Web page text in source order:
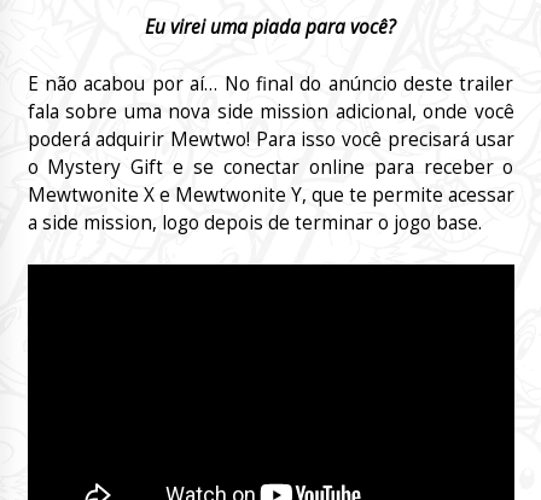
Eu virei uma piada para você?
E não acabou por aí… No final do anúncio deste trailer
fala sobre uma nova side mission adicional, onde você
poderá adquirir Mewtwo! Para isso você precisará usar
o Mystery Gift e se conectar online para receber o
Mewtwonite X e Mewtwonite Y, que te permite acessar
a side mission, logo depois de terminar o jogo base.